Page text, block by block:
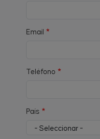
Email
Teléfono
País